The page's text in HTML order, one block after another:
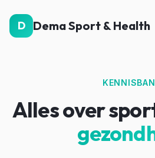
D Dema Sport & Health
Alles over